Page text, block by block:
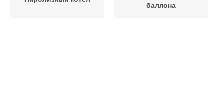
баллона